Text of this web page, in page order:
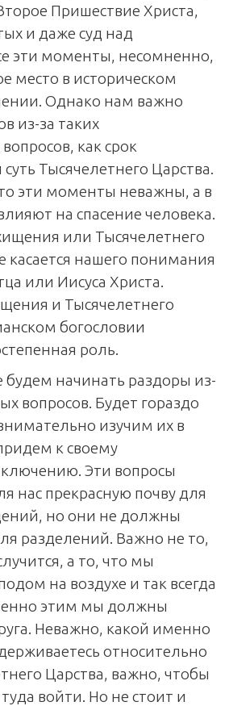
Пришествие Христа,
и даже суд над
эти моменты, несомненно,
место в историческом
Однако нам важно
из-за таких
как срок
Тысячелетнего Царства.
эти моменты неважны, а в
на спасение человека.
или Тысячелетнего
касается нашего понимания
или Иисуса Христа.
и Тысячелетнего
богословии
роль.
будем начинать раздоры из-
вопросов. Будет гораздо
изучим их в
к своему
Эти вопросы
нас прекрасную почву для
но они не должны
разделений. Важно не то,
а то, что мы
на воздухе и так всегда
этим мы должны
Неважно, какой именно
относительно
Царства, важно, чтобы
войти. Но не стоит и